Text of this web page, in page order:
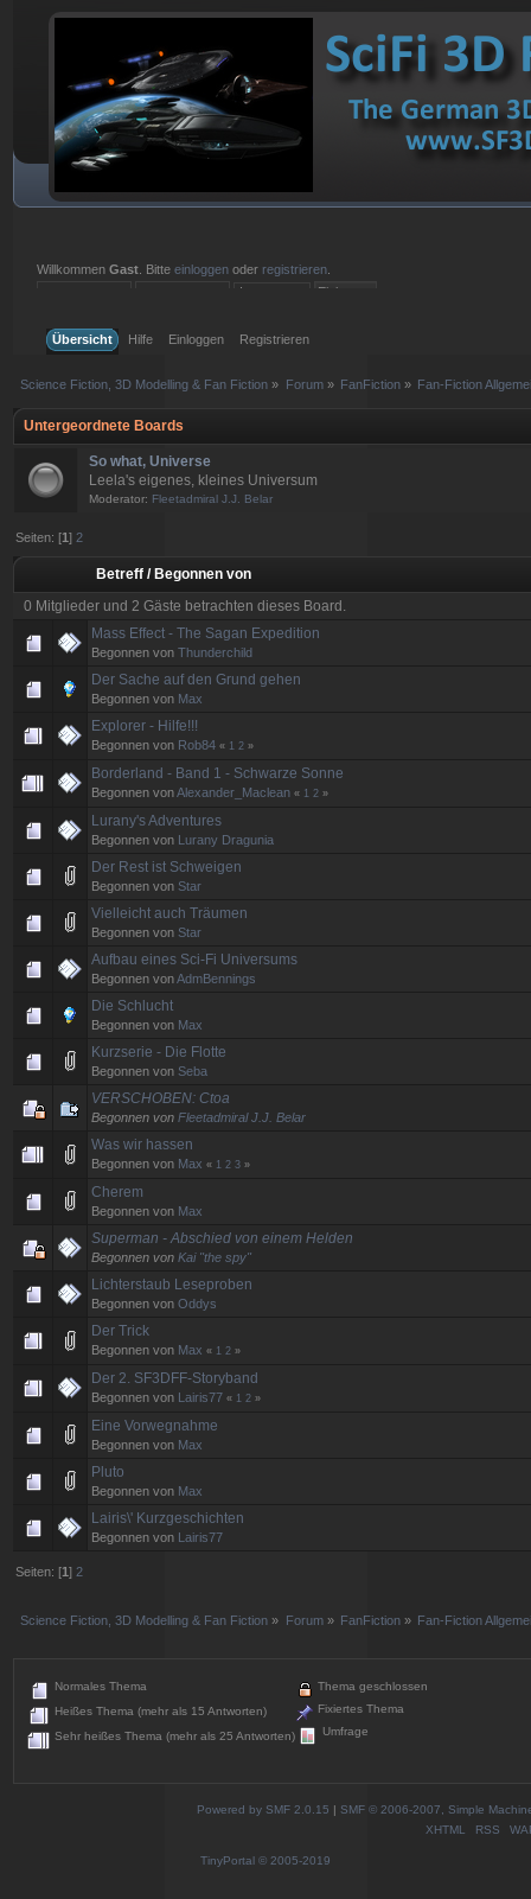
WillkommenGast . Bitteeinloggen oder registrieren
Übersicht
Hilfe Einloggen Registrieren
Science Fiction, 3D Modelling & Fan Fiction » Forum» FanFiction » Fan-Fiction
Untergeordnete Boards
So what, Universe
Leela's eigenes, kleines Universum
Moderator: Fleetadmiral J.J. Belar
Seiten: [1] 2
Betreff /Begonnen von
0 Mitglieder und 2 Gäste betrachten dieses Board.
Mass Effect - The Sagan Expedition
Begonnen vonThunderchild
Der Sache auf den Grund gehen
Begonnen von Max
Explorer - Hilfe!!!
Begonnen von Rob84 « 1 2 »
Borderland - Band 1 - Schwarze Sonne
Begonnen vonAlexander_Maclean « 1 2 »
Lurany's Adventures
Begonnen von Lurany Dragunia
Der Rest ist Schweigen
Begonnen vonStar
Vielleicht auch Träumen
Begonnen vonStar
Aufbau eines Sci-Fi Universums
Begonnen vonAdmBennings
Die Schlucht
Begonnen von Max
Kurzserie - Die Flotte
Begonnen vonSeba
VERSCHOBEN: Ctoa
Begonnen vonFleetadmiral J.J. Belar
Was wir hassen
Begonnen von Max « 1 2 3 »
Cherem
Begonnen von Max
Superman - Abschied von einem Helden
Begonnen vonKai "the spy"
Lichterstaub Leseproben
Begonnen vonOddys
Der Trick
Begonnen von Max « 1 2 »
Der 2. SF3DFF-Storyband
Begonnen von Lairis77 « 1 2 »
Eine Vorwegnahme
Begonnen von Max
Pluto
Begonnen von Max
Lairis\' Kurzgeschichten
Begonnen von Lairis77
Seiten: [1] 2
Science Fiction, 3D Modelling & Fan Fiction » Forum» FanFiction » Fan-Fiction
Normales Thema
Heißes Thema (mehr als 15 Antworten)
Sehr heißes Thema (mehr als 25 Antworten)
Thema geschlossen
Fixiertes Thema
Umfrage
Powered by SMF 2.0.15
SMF © 2006-2007, Simple
XHTML
RSS
TinyPortal © 2005-2019